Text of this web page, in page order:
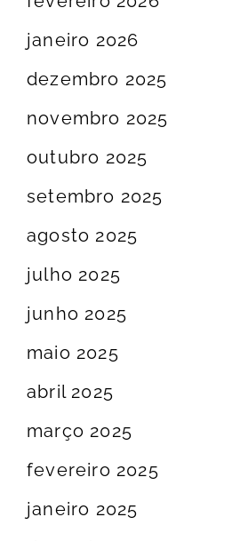
janeiro 2026
dezembro 2025
novembro 2025
outubro 2025
setembro 2025
agosto 2025
julho 2025
junho 2025
maio 2025
abril 2025
março 2025
fevereiro 2025
janeiro 2025